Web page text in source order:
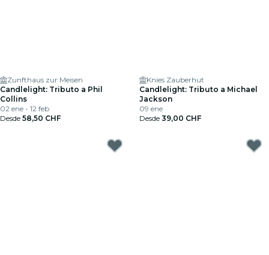
Zunfthaus zur Meisen
Candlelight: Tributo a Phil
Collins
02 ene - 12 feb
Desde 58,50 CHF
Knies Zauberhut
Candlelight: Tributo a Michael
Jackson
09 ene
Desde 39,00 CHF